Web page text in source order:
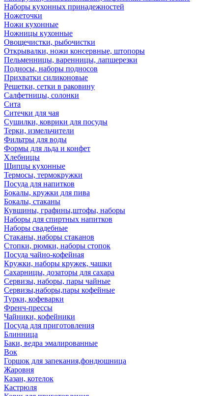
Наборы кухонных принадежностей
Ножеточки
Ножи кухонные
Ножницы кухонные
Овощечистки, рыбочистки
Открывалки, ножи консервные, штопоры
Пельменницы, варенницы, лапшерезки
Подносы, наборы подносов
Прихватки силиконовые
Решетки, сетки в раковину
Салфетницы, солонки
Сита
Ситечки для чая
Сушилки, коврики для посуды
Терки, измельчители
Фильтры для воды
Формы для льда и конфет
Хлебницы
Щипцы кухонные
Термосы, термокружки
Посуда для напитков
Бокалы, кружки для пива
Бокалы, стаканы
Кувшины, графины,штофы, наборы
Наборы для спиртных напитков
Наборы свадебные
Стаканы, наборы стаканов
Стопки, рюмки, наборы стопок
Посуда чайно-кофейная
Кружки, наборы кружек, чашки
Сахарницы, дозаторы для сахара
Сервизы, наборы, пары чайные
Сервизы,наборы,пары кофейные
Турки, кофеварки
Френч-прессы
Чайники, кофейники
Посуда для приготовления
Блинница
Баки, ведра эмалированные
Вок
Горшок для запекания,фондюшница
Жаровня
Казан, котелок
Кастрюля